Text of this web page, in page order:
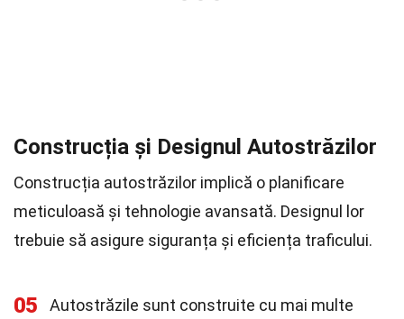
Construcția și Designul Autostrăzilor
Construcția autostrăzilor implică o planificare
meticuloasă și tehnologie avansată. Designul lor
trebuie să asigure siguranța și eficiența traficului.
05
Autostrăzile sunt construite cu mai multe